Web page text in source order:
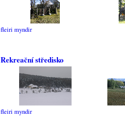
fleiri myndir
Rekreační středisko
fleiri myndir